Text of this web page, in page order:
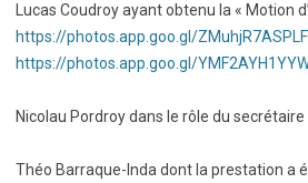
Lucas Coudroy ayant obtenu la « Motion
https://photos.app.goo.gl/
https://photos.app.goo.gl/
Nicolau Pordroy dans le rôle du
Théo Barraque-Inda dont la prestation a